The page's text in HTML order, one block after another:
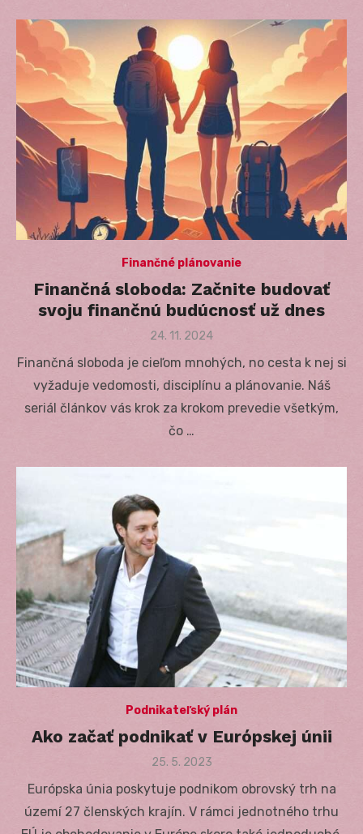
Finančné plánovanie
Finančná sloboda: Začnite budovať
svoju finančnú budúcnosť už dnes
Posted
24. 11. 2024
Finančná sloboda je cieľom mnohých, no cesta k nej si
vyžaduje vedomosti, disciplínu a plánovanie. Náš
seriál článkov vás krok za krokom prevedie všetkým,
čo …
Podnikateľský plán
Ako začať podnikať v Európskej únii
Posted
25. 5. 2023
Európska únia poskytuje podnikom obrovský trh na
území 27 členských krajín. V rámci jednotného trhu